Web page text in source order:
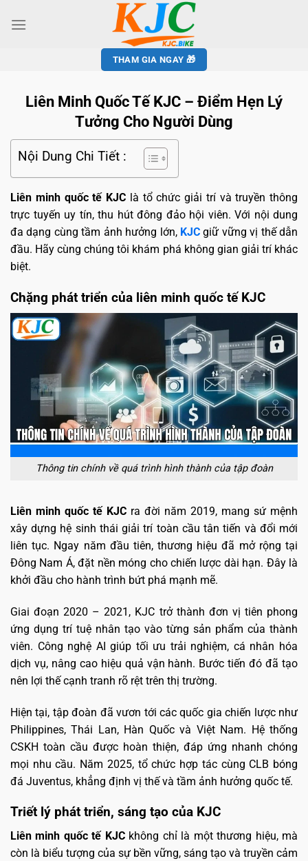
THAM GIA NGAY 🎁
Liên Minh Quốc Tế KJC – Điểm Hẹn Lý
Tưởng Cho Người Dùng
Nội Dung Chi Tiết :
Liên minh quốc tế KJC là tổ chức giải trí và truyền thông
trực tuyến uy tín, thu hút đông đảo hội viên. Với nội dung
đa dạng cùng tầm ảnh hưởng lớn, KJCgiữ vững vị thế dẫn
đầu. Hãy cùng chúng tôi khám phá không gian giải trí khác
biệt.
Chặng phát triển của liên minh quốc tế KJC
Thông tin chính về quá trình hình thành của tập đoàn
Liên minh quốc tế KJC ra đời năm 2019, mang sứ mệnh
xây dựng hệ sinh thái giải trí toàn cầu tân tiến và đổi mới
liên tục. Ngay năm đầu tiên, thương hiệu đã mở rộng tại
Đông Nam Á, đặt nền móng cho chiến lược dài hạn. Đây là
khởi đầu cho hành trình bứt phá mạnh mẽ.
Giai đoạn 2020 – 2021, KJC trở thành đơn vị tiên phong
ứng dụng trí tuệ nhân tạo vào từng sản phẩm của thành
viên. Công nghệ AI giúp tối ưu trải nghiệm, cá nhân hóa
dịch vụ, nâng cao hiệu quả vận hành. Bước tiến đó đã tạo
nên lợi thế cạnh tranh rõ rệt trên thị trường.
Hiện tại, tập đoàn đã vươn tới các quốc gia chiến lược như
Philippines, Thái Lan, Hàn Quốc và Việt Nam. Hệ thống
CSKH toàn cầu được hoàn thiện, đáp ứng nhanh chóng
mọi nhu cầu. Năm 2025, tổ chức hợp tác cùng CLB bóng
đá Juventus, khẳng định vị thế và tầm ảnh hưởng quốc tế.
Triết lý phát triển, sáng tạo của KJC
Liên minh quốc tế KJCkhông chỉ là một thương hiệu, mà
còn là biểu tượng của sự bền vững, sáng tạo và truyền cảm